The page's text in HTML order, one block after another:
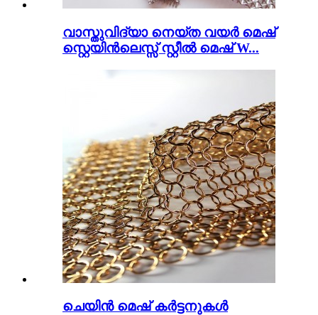
വാസ്തുവിദ്യാ നെയ്ത വയർ മെഷ്
സ്റ്റെയിൻലെസ്സ് സ്റ്റീൽ മെഷ് W...
ചെയിൻ മെഷ് കർട്ടനുകൾ